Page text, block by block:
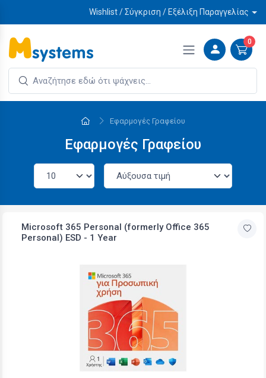
Wishlist / Σύγκριση / Εξέλιξη Παραγγελίας
0
Εφαρμογές Γραφείου
Εφαρμογές Γραφείου
Microsoft 365 Personal (formerly Office 365
Personal) ESD - 1 Year